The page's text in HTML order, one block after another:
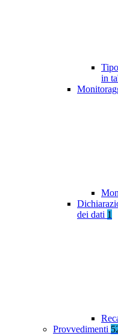
in
dei dati 1
Provvedimenti